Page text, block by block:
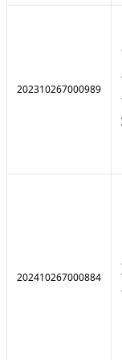
202310267000989
202410267000884